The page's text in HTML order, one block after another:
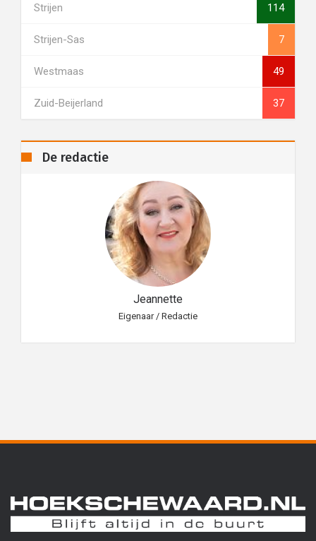
Strijen 114
Strijen-Sas 7
Westmaas 49
Zuid-Beijerland 37
De redactie
Jeannette
Eigenaar / Redactie